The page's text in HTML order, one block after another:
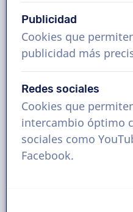
1 (855) 999-9119
No rellenar este campo.
¡Pregúntanos
Contáctenos para una
gratuita, un
nuestro método de
Publicidad
Cookies que
publicidad más
Redes sociales
Cookies que
intercambio óptimo
sociales como
Facebook.